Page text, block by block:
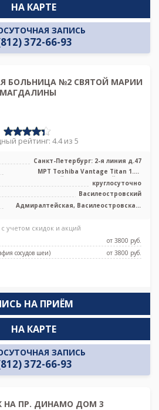
ЗАПИСЬ
372-66-93
НА КАРТЕ
БОЛЬНИЦА №2 СВЯТОЙ МАРИИ
МАГДАЛИНЫ
рейтинг: 4.4 из 5
Санкт-Петербург: 2-я линия д.47
МРТ Toshiba Vantage Titan 1.5T
высокопольный полуоткрытый тип, КТ
Siem ...
круглосуточно
Василеостровский
Адмиралтейская, Василеостровская,
учетом скидок и акций
от 3800 pуб.
сосудов шеи)
от 3800 pуб.
НА ПРИЁМ
ЗАПИСЬ
372-66-93
НА КАРТЕ
НА ПР. ДИНАМО ДОМ 3